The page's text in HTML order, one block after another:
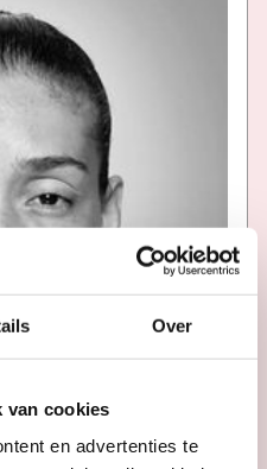
Over
van cookies
en advertenties te